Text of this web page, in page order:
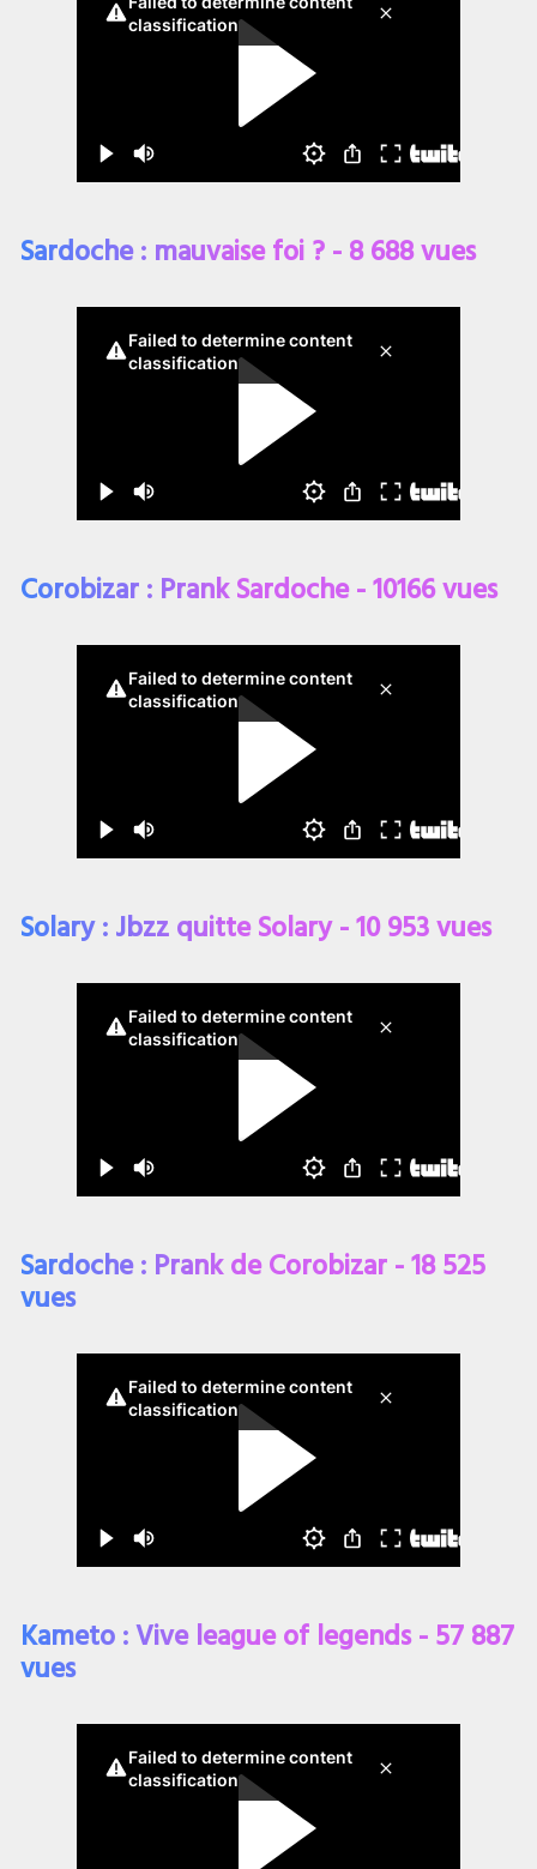
Sardoche : mauvaise foi ? - 8 688 vues
Corobizar : Prank Sardoche - 10166 vues
Solary : Jbzz quitte Solary - 10 953 vues
Sardoche : Prank de Corobizar - 18 525
vues
Kameto : Vive league of legends - 57 887
vues